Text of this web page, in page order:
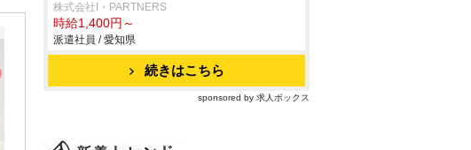
株式会社I・PARTNERS
時給1,400円～
派遣社員 / 愛知県
続きはこちら
sponsored by 求人ボックス